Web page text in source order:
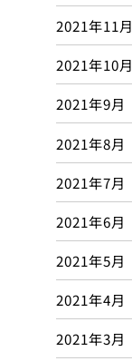
2021年11月
2021年10月
2021年9月
2021年8月
2021年7月
2021年6月
2021年5月
2021年4月
2021年3月